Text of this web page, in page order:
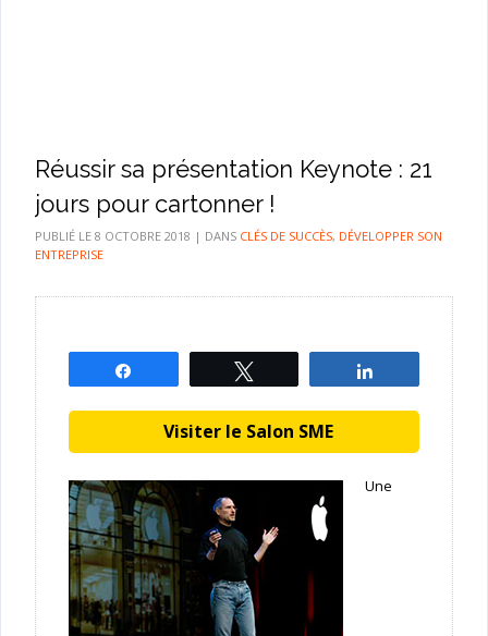
Réussir sa présentation Keynote : 21
jours pour cartonner !
PUBLIÉ LE 8 OCTOBRE 2018 | DANS CLÉS DE SUCCÈS, DÉVELOPPER SON
ENTREPRISE
Visiter le Salon SME
Une